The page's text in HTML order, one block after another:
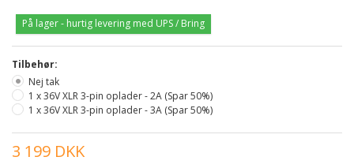
På lager - hurtig levering med UPS / Bring
Tilbehør:
Nej tak
1 x 36V XLR 3-pin oplader - 2A (Spar 50%)
1 x 36V XLR 3-pin oplader - 3A (Spar 50%)
3 199 DKK